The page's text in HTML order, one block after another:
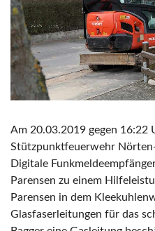
Am 20.03.2019 gegen 16:22
Stützpunktfeuerwehr
Digitale
Parensen zu einem
Parensen in dem
Glasfaserleitungen für das